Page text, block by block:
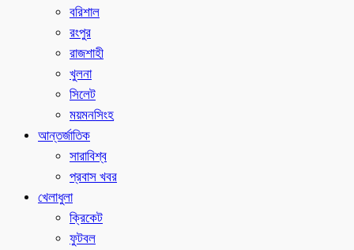
বরিশাল
রংপুর
রাজশাহী
খুলনা
সিলেট
ময়মনসিংহ
আন্তর্জাতিক
সারাবিশ্ব
প্রবাস খবর
খেলাধুলা
ক্রিকেট
ফুটবল